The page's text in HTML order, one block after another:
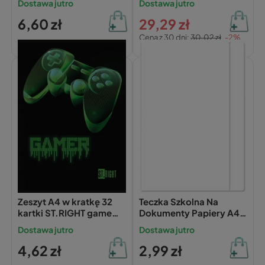
Dostawa jutro
6,60 zł
Dostawa jutro
29,29 zł
Cena z 30 dni:30,02 zł -2%
Zeszyt A4 w kratkę 32
kartki ST.RIGHT game
zone
Dostawa jutro
4,62 zł
Teczka Szkolna Na
Dokumenty Papiery A4+
Z Gumką Bała Interdruk
Dostawa jutro
2,99 zł